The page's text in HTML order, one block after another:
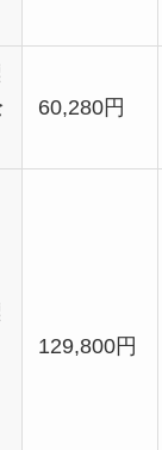
60,280円
129,800円